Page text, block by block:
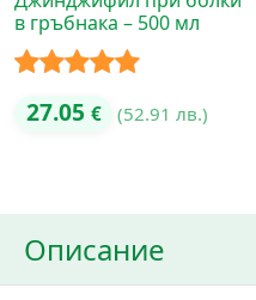
в гръбнака – 500 мл
Оценено с
27.05 € (52.91 лв.)
Описание